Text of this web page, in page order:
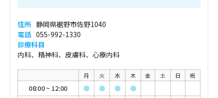
住所 静岡県裾野市佐野1040
電話 055-992-1330
診療科目
内科、精神科、皮膚科、心療内科
月 火 水 木 金 土 日 祝
08:00~ 12:00 ● ● ●
●